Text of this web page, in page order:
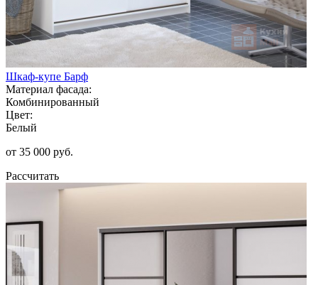
Шкаф-купе Барф
Материал фасада:
Комбинированный
Цвет:
Белый
от 35 000 руб.
Рассчитать